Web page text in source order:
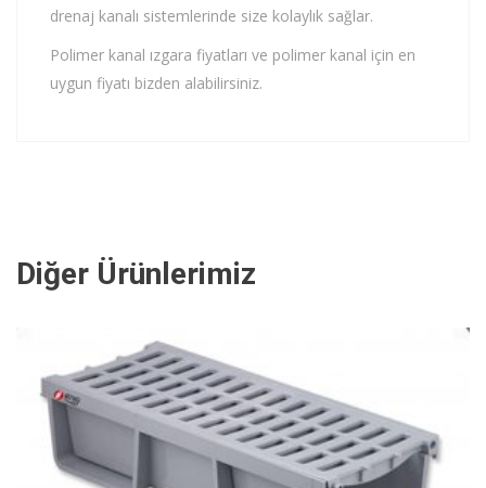
drenaj kanalı sistemlerinde size kolaylık sağlar.
Polimer kanal ızgara fiyatları ve polimer kanal için en
uygun fiyatı bizden alabilirsiniz.
Diğer Ürünlerimiz